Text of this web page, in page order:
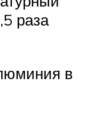
раза
в